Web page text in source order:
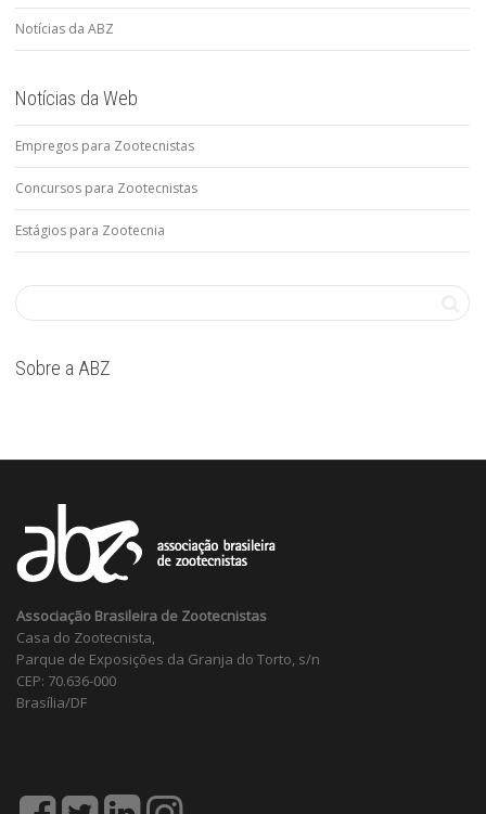
Notícias da ABZ
Notícias da Web
Empregos para Zootecnistas
Concursos para Zootecnistas
Estágios para Zootecnia
Sobre a ABZ
Associação Brasileira de Zootecnistas
Casa do Zootecnista,
Parque de Exposições da Granja do Torto, s/n
CEP: 70.636-000
Brasília/DF